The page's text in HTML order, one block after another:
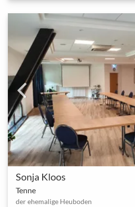
Sonja Kloos
Tenne
der ehemalige Heuboden